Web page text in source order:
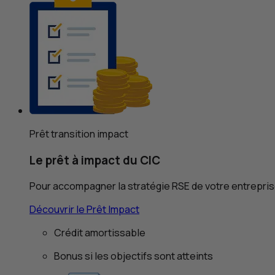
Prêt transition impact
Le prêt à impact du CIC
Pour accompagner la stratégieRSEde votre
Découvrir le Prêt Impact
Crédit amortissable
Bonus si les objectifs sont atteints